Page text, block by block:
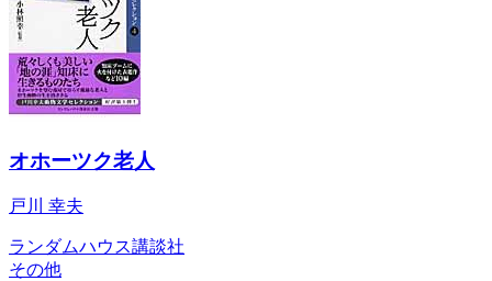
オホーツク老人
戸川 幸夫
ランダムハウス講談社
その他